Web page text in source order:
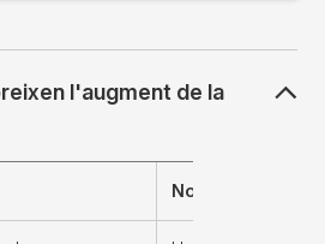
l'augment de la
No modificables